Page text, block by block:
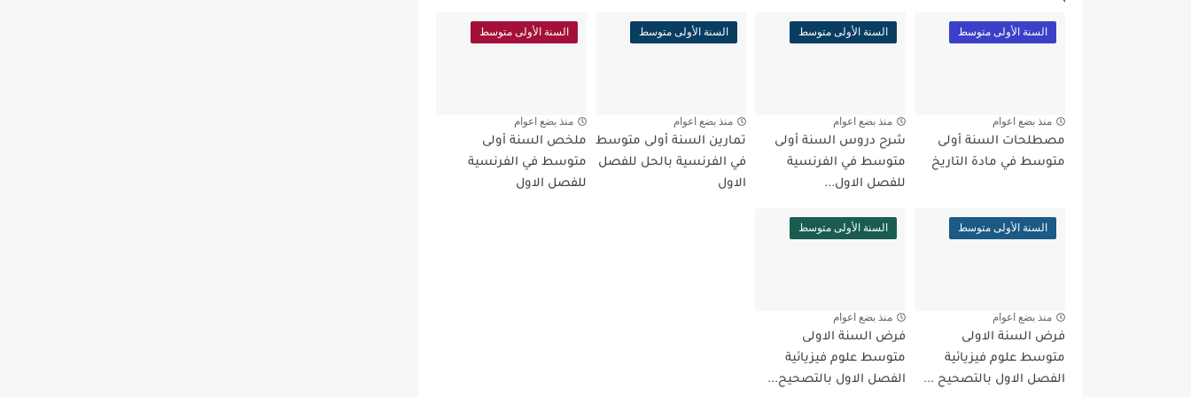
السنة الأولى متوسط
منذ بضع اعوام
مصطلحات السنة أولى
متوسط في مادة التاريخ
السنة الأولى متوسط
منذ بضع اعوام
شرح دروس السنة أولى
متوسط في الفرنسية
للفصل الاول...
السنة الأولى متوسط
منذ بضع اعوام
تمارين السنة أولى متوسط
في الفرنسية بالحل للفصل
الاول
السنة الأولى متوسط
منذ بضع اعوام
ملخص السنة أولى
متوسط في الفرنسية
للفصل الاول
السنة الأولى متوسط
منذ بضع اعوام
فرض السنة الاولى
متوسط علوم فيزيائية
الفصل الاول بالتصحيح ...
السنة الأولى متوسط
منذ بضع اعوام
فرض السنة الاولى
متوسط علوم فيزيائية
الفصل الاول بالتصحيح...